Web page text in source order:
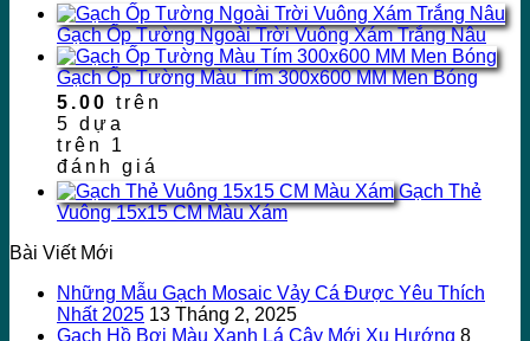
Gạch Ốp Tường Ngoài Trời Vuông Xám Trắng Nâu
Gạch Ốp Tường Màu Tím 300x600 MM Men Bóng
5.00 trên
5 dựa
trên 1
đánh giá
Gạch Thẻ
Vuông 15x15 CM Màu Xám
Bài Viết Mới
Những Mẫu Gạch Mosaic Vảy Cá Được Yêu Thích
Nhất 2025 13 Tháng 2, 2025
Gạch Hồ Bơi Màu Xanh Lá Cây Mới Xu Hướng 8